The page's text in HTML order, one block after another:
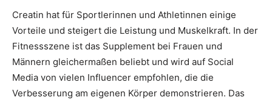
Creatin hat für Sportlerinnen und Athletinnen einige
Vorteile und steigert die Leistung und Muskelkraft. In der
Fitnessszene ist das Supplement bei Frauen und
Männern gleichermaßen beliebt und wird auf Social
Media von vielen Influencer empfohlen, die die
Verbesserung am eigenen Körper demonstrieren. Das